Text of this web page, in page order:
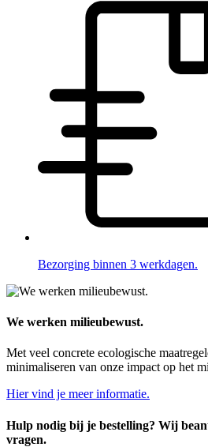
Bezorging binnen 3 werkdagen.
We werken milieubewust.
Met veel concrete ecologische
minimaliseren van onze impact op het
Hier vind je meer informatie.
Hulp nodig bij je bestelling? Wij
vragen.